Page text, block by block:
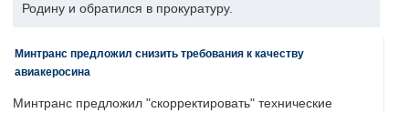
Родину и обратился в прокуратуру.
Минтранс предложил снизить требования к качеству
авиакеросина
Минтранс предложил "скорректировать" технические